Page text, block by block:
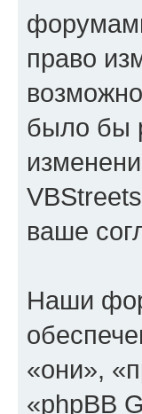
право
было бы
ваше
Наши
«они»,
«phpBB